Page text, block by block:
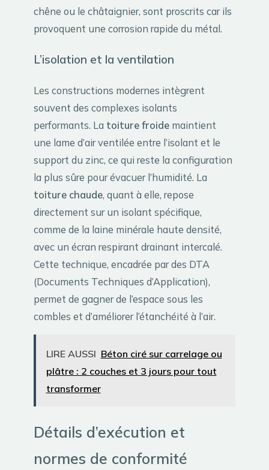
chêne ou le châtaignier, sont proscrits car ils
provoquent une corrosion rapide du métal.
L’isolation et la ventilation
Les constructions modernes intègrent
souvent des complexes isolants
performants. La toiture froide maintient
une lame d’air ventilée entre l’isolant et le
support du zinc, ce qui reste la configuration
la plus sûre pour évacuer l’humidité. La
toiture chaude, quant à elle, repose
directement sur un isolant spécifique,
comme de la laine minérale haute densité,
avec un écran respirant drainant intercalé.
Cette technique, encadrée par des DTA
(Documents Techniques d’Application),
permet de gagner de l’espace sous les
combles et d’améliorer l’étanchéité à l’air.
LIRE AUSSI Béton ciré sur carrelage ou
plâtre : 2 couches et 3 jours pour tout
transformer
Détails d’exécution et
normes de conformité